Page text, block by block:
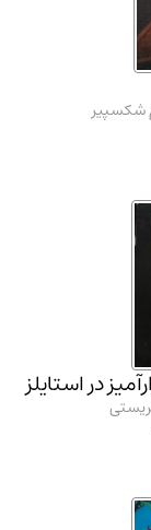
شکسپیر
در استایلز